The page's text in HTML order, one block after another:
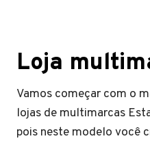
Loja
Vamos começar com o
lojas de multimarcas
pois neste modelo você